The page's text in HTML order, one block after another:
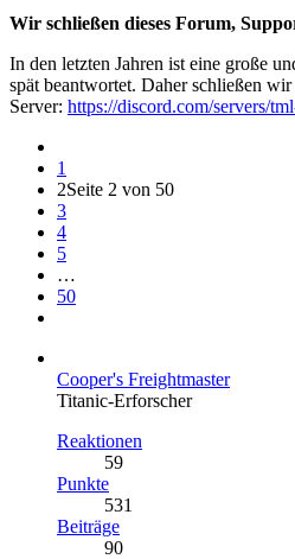
Wir schließen dieses Forum,
In den letzten Jahren ist eine große
spät beantwortet. Daher schließen
Server: https://discord.com/servers/
1
2Seite 2 von 50
3
4
5
…
50
Cooper's Freightmaster
Titanic-Erforscher
Reaktionen
59
Punkte
531
Beiträge
90